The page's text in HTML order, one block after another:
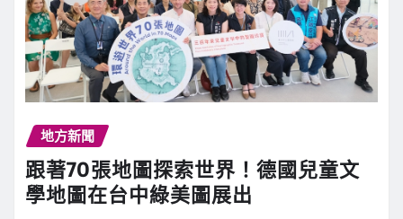
地方新聞
跟著70張地圖探索世界！德國兒童文
學地圖在台中綠美圖展出